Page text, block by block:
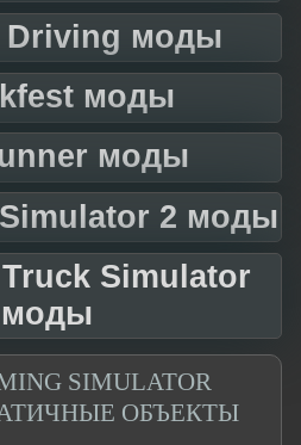
Driving моды
моды
моды
2 моды
Simulator
моды
SIMULATOR
ОБЪЕКТЫ